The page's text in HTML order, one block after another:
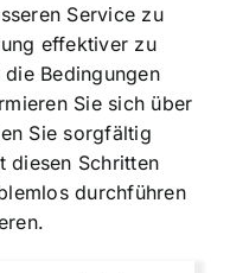
Service zu
effektiver zu
Bedingungen
Sie sich über
Sie sorgfältig
diesen Schritten
durchführen